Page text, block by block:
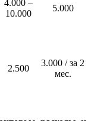
4.000 –
10.000
5.000
2.500
3.000 / за 2
мес.